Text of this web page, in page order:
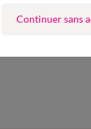
Continuer sans